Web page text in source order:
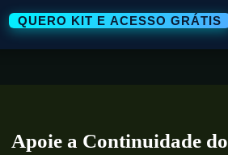
Apoie a Continuidade do